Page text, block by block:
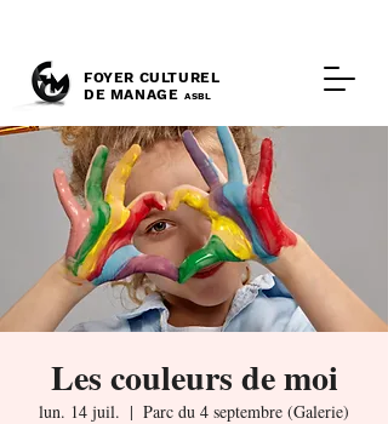
FOYER CULTUREL
DE MANAGE ASBL
Les couleurs de moi
lun. 14 juil.
  |
Parc du 4 septembre (Galerie)